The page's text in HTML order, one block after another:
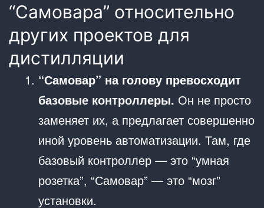
“Самовара” относительно
других проектов для
дистилляции
“Самовар” на голову превосходит
базовые контроллеры. Он не просто
заменяет их, а предлагает совершенно
иной уровень автоматизации. Там, где
базовый контроллер — это “умная
розетка”, “Самовар” — это “мозг”
установки.